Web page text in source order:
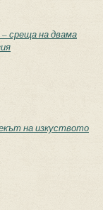
среща на двама
на изкуството